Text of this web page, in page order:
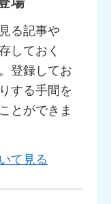
る記事や
しておく
登録してお
する手間を
とができま
て見る